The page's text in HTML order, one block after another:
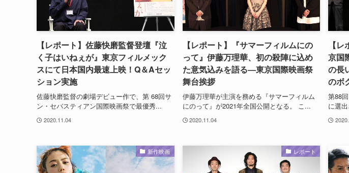
【レポート】佐藤快磨監督登壇『泣
く子はいねぇが』東京フィルメック
スにて⽇本国内最速上映！Q＆Aセッ
ション実施
佐藤快磨監督の劇場デビュー作で、第 68回サ
ン・セバスティアン国際映画祭で最優秀...
2020.11.04
【レポート】『サマーフィルムにの
って』伊藤万理華、初の殺陣に込め
た意気込みを語る―東京国際映画祭
舞台挨拶
伊藤万理華が主演を務める『サマーフィルム
にのって』が2021年全国公開となる。 こ...
2020.11.04
【
京国
の長
のボ
第88
に選
新作映画 レポート